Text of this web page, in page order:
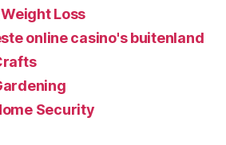
Loss
online casino's buitenland
Security